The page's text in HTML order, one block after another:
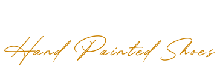
Hand Painted Shoes